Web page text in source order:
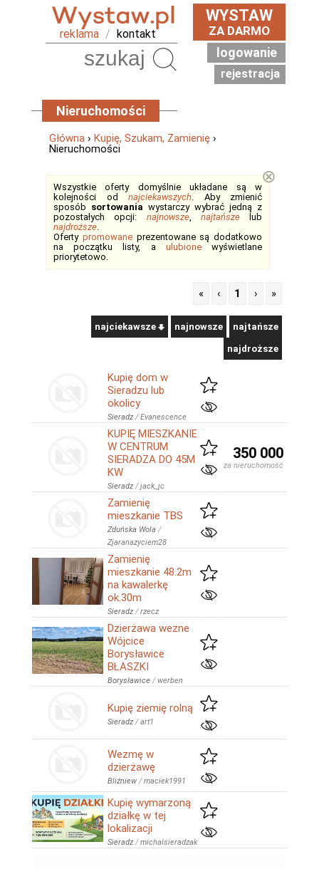
reklama / kontakt
WYSTAW
ZA DARMO
logowanie
rejestracja
Nieruchomości
Główna › Kupię, Szukam, Zamienię ›
Nieruchomości
Wszystkie oferty domyślnie układane są w
kolejności od najciekawszych. Aby zmienić
sposób sortowania wystarczy wybrać jedną z
pozostałych opcji: najnowsze, najtańszelub
najdroższe.
Oferty promowaneprezentowane są dodatkowo
na początku listy, a ulubionewyświetlane
priorytetowo.
⊗
« ‹ 1 › »
najciekawsze najnowsze najtańsze
najdroższe
Kupię dom w
Sieradzu lub
okolicy
Sieradz /Evanescence
KUPIĘ MIESZKANIE
W CENTRUM
SIERADZA DO 45M
KW
Sieradz /jack_jc
350 000
za nieruchomość
Zamienię
mieszkanie TBS
Zduńska Wola /
Zjaranazyciem28
Zamienię
mieszkanie 48.2m
na kawalerkę
ok.30m
Sieradz /rzecz
Dzierżawa wezne
Wójcice
Borysławice
BŁASZKI
Borysławice /werben
Kupię ziemię rolną
Sieradz /art1
Wezmę w
dzierżawę
Bliźniew /maciek1991
Kupię wymarzoną
działkę w tej
lokalizacji
Sieradz /michalsieradzak